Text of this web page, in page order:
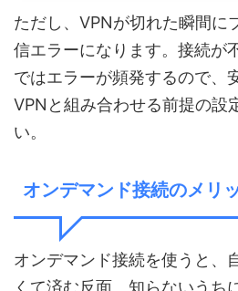
ただし、VPNが切れた瞬間に
信エラーになります。接続が
ではエラーが頻発するので、
VPNと組み合わせる前提の設
い。
オンデマンド接続のメリ
オンデマンド接続を使うと、
くて済む反面、知らないうち